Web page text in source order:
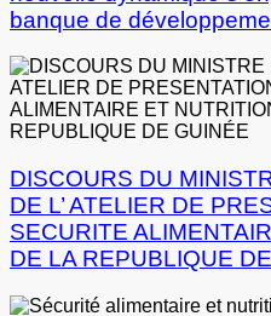
banque de
DISCOURS DU
DE L’ ATELIER DE
SECURITE
DE LA REPUBLIQUE